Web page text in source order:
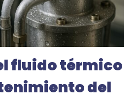
fluido térmico
del